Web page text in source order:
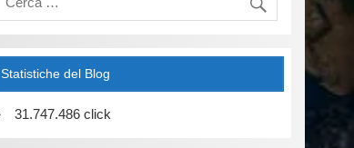
Statistiche del Blog
31.747.486 click